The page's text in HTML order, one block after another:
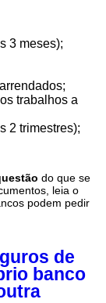
3 meses);
trabalhos a
2 trimestres);
do que se
leia o
podem pedir
de
banco